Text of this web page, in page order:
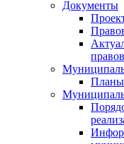
Документы